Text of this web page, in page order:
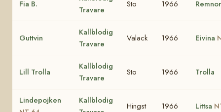
Fia B.
Travare
Sto 1966
Guttvin
Kallblodig
Travare
Valack 1966 Eivina
Lill Trolla
Kallblodig
Travare
Sto 1966 Trolla
Lindepojken
Kallblodig
Hingst 1966 Littsa